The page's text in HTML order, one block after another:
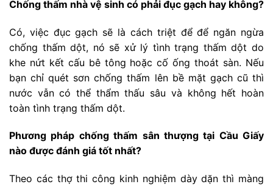
Chống thấm nhà vệ sinh có phải đục gạch hay không?
Có, việc đục gạch sẽ là cách triệt để để ngăn ngừa
chống thấm dột, nó sẽ xử lý tình trạng thấm dột do
khe nứt kết cấu bê tông hoặc cố ống thoát sàn. Nếu
bạn chỉ quét sơn chống thấm lên bề mặt gạch cũ thì
nước vẫn có thể thẩm thấu sâu và không hết hoàn
toàn tình trạng thấm dột.
Phương pháp chống thấm sân thượng tại Cầu Giấy
nào được đánh giá tốt nhất?
Theo các thợ thi công kinh nghiệm dày dặn thì màng